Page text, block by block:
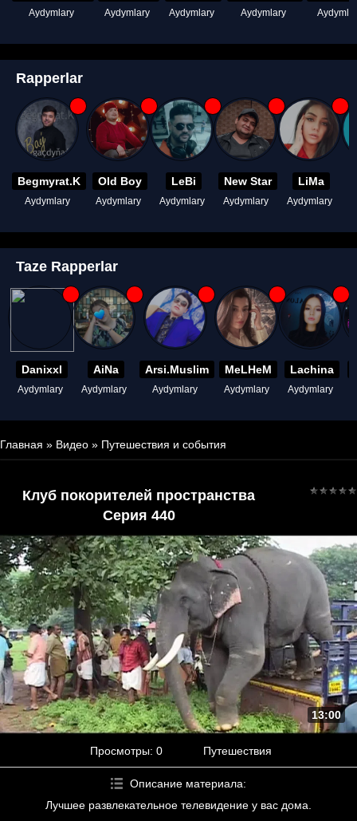
Aydymlary Aydymlary Aydymlary Aydymlary
Rapperlar
Begmyrat.K
Aydymlary
Old Boy
Aydymlary
LeBi
Aydymlary
New Star
Aydymlary
LiMa
Aydymlary
Taze Rapperlar
Danixxl
Aydymlary
AiNa
Aydymlary
Arsi.Muslim
Aydymlary
MeLHeM
Aydymlary
Lachina
Aydymlary
Главная » Видео » Путешествия и события
Клуб покорителей пространства
Серия 440
13:00
Просмотры: 0 Путешествия
Описание материала:
Лучшее развлекательное телевидение у вас дома.